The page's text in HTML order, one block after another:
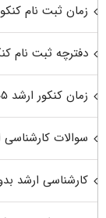
زمان ثبت نام کنکور
دفترچه ثبت نام
زمان کنکور ارشد ۱۴۰۵
سوالات کارشناسی
کارشناسی ارشد